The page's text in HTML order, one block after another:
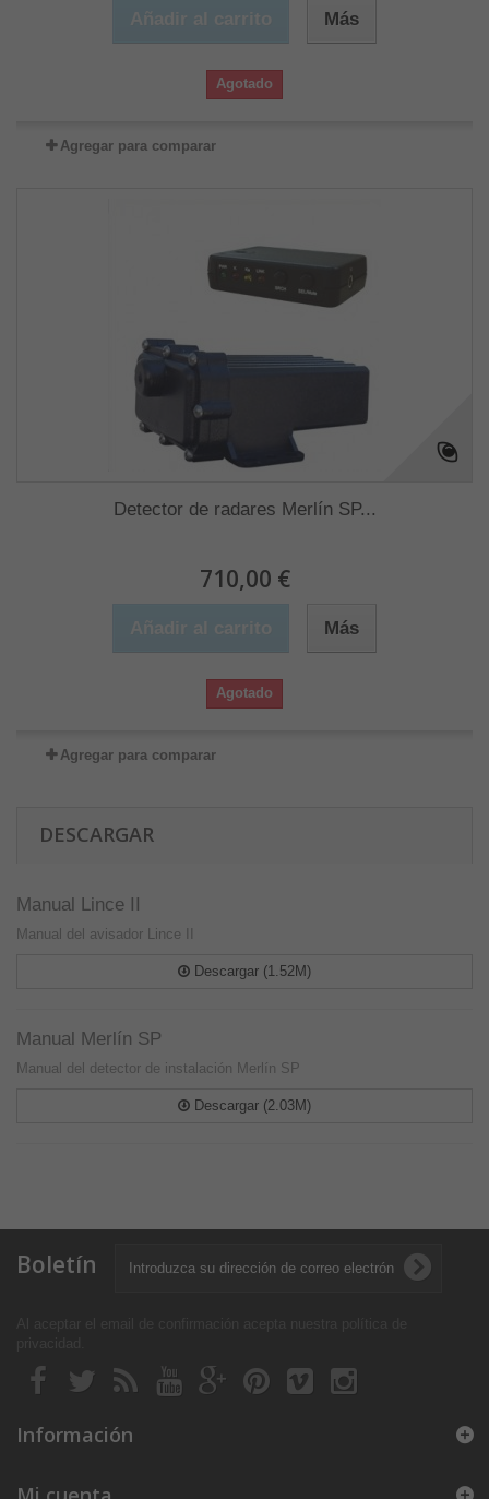
Más
Agotado
Agregar para comparar
Detector de radares Merlín SP...
710,00 €
Más
Agotado
Agregar para comparar
DESCARGAR
Manual Lince II
Manual del avisador Lince II
Descargar (1.52M)
Manual Merlín SP
Manual del detector de instalación Merlín SP
Descargar (2.03M)
Boletín
Información